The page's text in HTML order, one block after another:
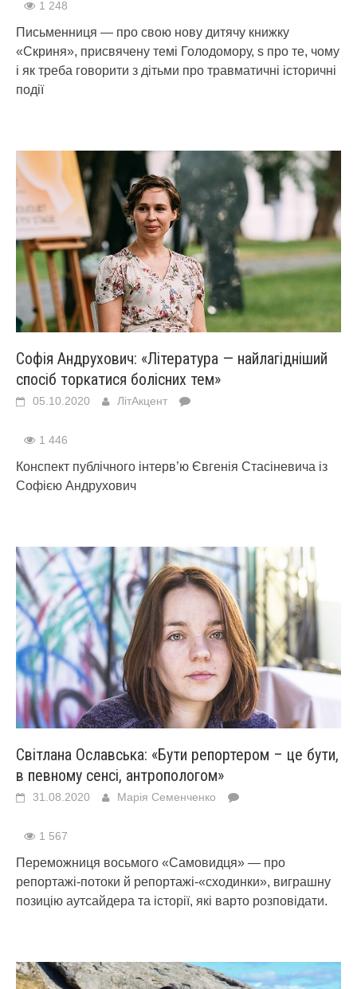
1 248
Письменниця — про свою нову дитячу книжку
«Скриня», присвячену темі Голодомору, s про те, чому
і як треба говорити з дітьми про травматичні історичні
події
Софія Андрухович: «Література — найлагідніший
спосіб торкатися болісних тем»
05.10.2020 ЛітАкцент
1 446
Конспект публічного інтерв’ю Євгенія Стасіневича із
Софією Андрухович
Світлана Ославська: «Бути репортером – це бути,
в певному сенсі, антропологом»
31.08.2020 Марія Семенченко
1 567
Переможниця восьмого «Самовидця» — про
репортажі-потоки й репортажі-«сходинки», виграшну
позицію аутсайдера та історії, які варто розповідати.